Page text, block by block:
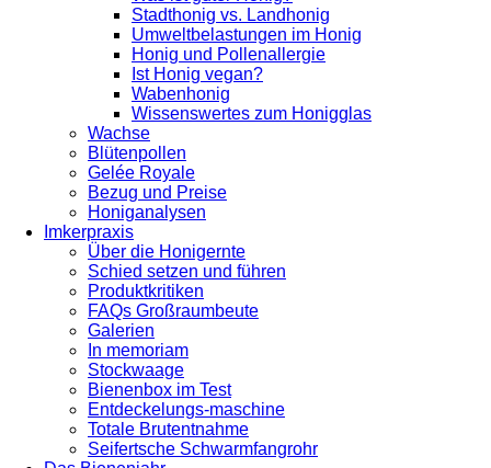
Stadthonig vs. Landhonig
Umweltbelastungen im Honig
Honig und Pollenallergie
Ist Honig vegan?
Wabenhonig
Wissenswertes zum Honigglas
Wachse
Blütenpollen
Gelée Royale
Bezug und Preise
Honiganalysen
Imkerpraxis
Über die Honigernte
Schied setzen und führen
Produktkritiken
FAQs Großraumbeute
Galerien
In memoriam
Stockwaage
Bienenbox im Test
Entdeckelungs-maschine
Totale Brutentnahme
Seifertsche Schwarmfangrohr